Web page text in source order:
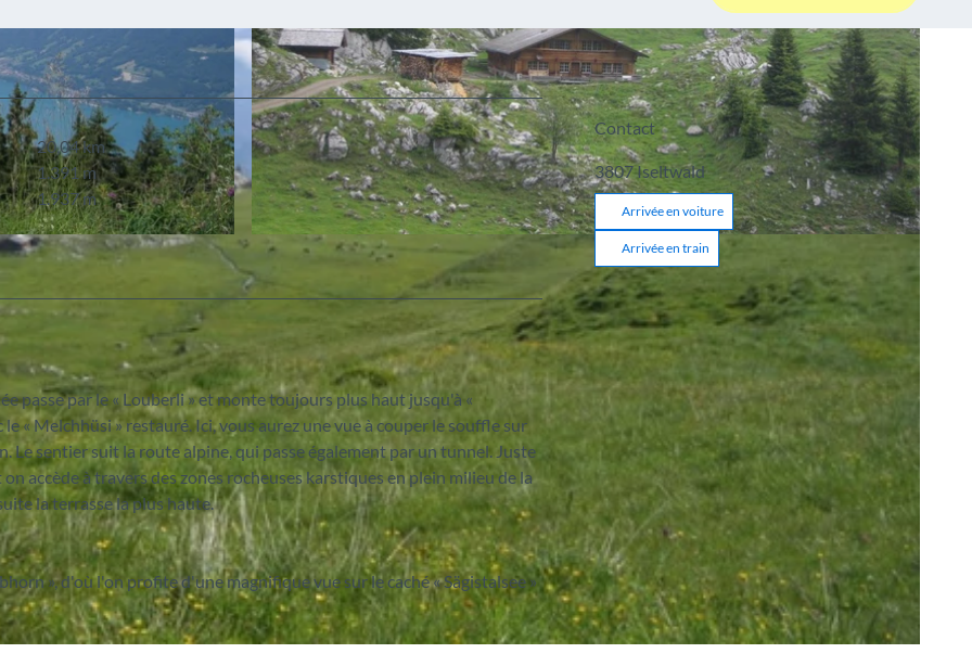
© Interlaken Tourismus
20,04 km
1.391 m
1.937 m
passe par le « Louberli » et monte toujours plus haut jusqu'à «
« Melchhüsi » restauré. Ici, vous aurez une vue à couper le souffle sur
Le sentier suit la route alpine, qui passe également par un tunnel. Juste
accède à travers des zones rocheuses karstiques en plein milieu de la
la terrasse la plus haute.
», d'où l'on profite d'une magnifique vue sur le caché « Sägistalsee »
Contact
3807Iseltwald
Arrivée en voiture
Arrivée en train